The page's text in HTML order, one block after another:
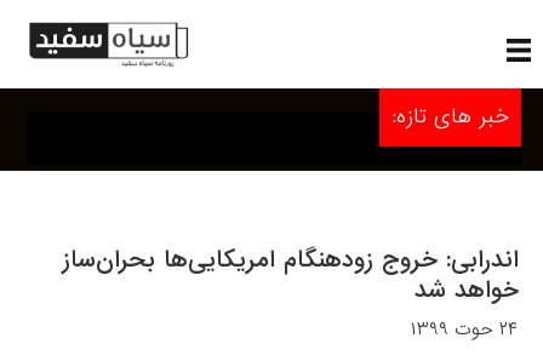
خبر های تازه:
اندرابی: خروج زودهنگام امریکایی‌ها بحران‌ساز
خواهد شد
۲۴ حوت ۱۳۹۹